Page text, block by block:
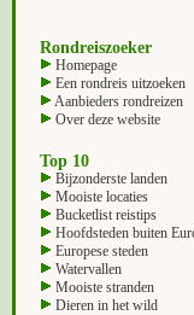
Rondreiszoeker
Homepage
Een rondreis uitzoeken
Aanbieders rondreizen
Over deze website
Top 10
Bijzonderste landen
Mooiste locaties
Bucketlist reistips
Hoofdsteden buiten
Europese steden
Watervallen
Mooiste stranden
Dieren in het wild